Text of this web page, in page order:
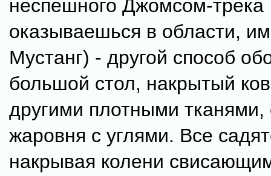
неспешного Джомсом-трека
оказываешься в области,
Мустанг) - другой способ
большой стол, накрытый
другими плотными тканями,
жаровня с углями. Все
накрывая колени